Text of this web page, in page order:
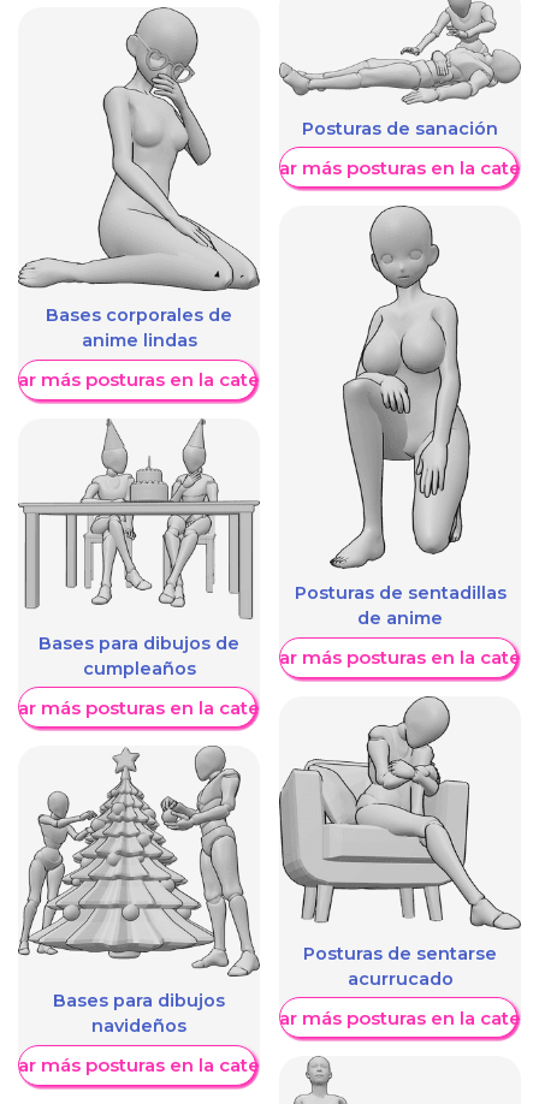
Bases corporales de
anime lindas
más posturas en la categoría
Bases para dibujos de
cumpleaños
más posturas en la categoría
Bases para dibujos
navideños
más posturas en la categoría
Posturas de sanación
Mostrar más posturas en la
Posturas de sentadillas
de anime
Mostrar más posturas en la
Posturas de sentarse
acurrucado
Mostrar más posturas en la